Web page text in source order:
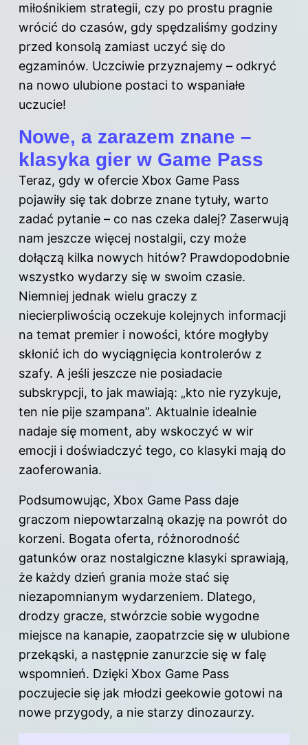
miłośnikiem strategii, czy po prostu pragnie
wrócić do czasów, gdy spędzaliśmy godziny
przed konsolą zamiast uczyć się do
egzaminów. Uczciwie przyznajemy – odkryć
na nowo ulubione postaci to wspaniałe
uczucie!
Nowe, a zarazem znane –
klasyka gier w Game Pass
Teraz, gdy w ofercie Xbox Game Pass
pojawiły się tak dobrze znane tytuły, warto
zadać pytanie – co nas czeka dalej? Zaserwują
nam jeszcze więcej nostalgii, czy może
dołączą kilka nowych hitów? Prawdopodobnie
wszystko wydarzy się w swoim czasie.
Niemniej jednak wielu graczy z
niecierpliwością oczekuje kolejnych informacji
na temat premier i nowości, które mogłyby
skłonić ich do wyciągnięcia kontrolerów z
szafy. A jeśli jeszcze nie posiadacie
subskrypcji, to jak mawiają: „kto nie ryzykuje,
ten nie pije szampana”. Aktualnie idealnie
nadaje się moment, aby wskoczyć w wir
emocji i doświadczyć tego, co klasyki mają do
zaoferowania.
Podsumowując, Xbox Game Pass daje
graczom niepowtarzalną okazję na powrót do
korzeni. Bogata oferta, różnorodność
gatunków oraz nostalgiczne klasyki sprawiają,
że każdy dzień grania może stać się
niezapomnianym wydarzeniem. Dlatego,
drodzy gracze, stwórzcie sobie wygodne
miejsce na kanapie, zaopatrzcie się w ulubione
przekąski, a następnie zanurzcie się w falę
wspomnień. Dzięki Xbox Game Pass
poczujecie się jak młodzi geekowie gotowi na
nowe przygody, a nie starzy dinozaurzy.